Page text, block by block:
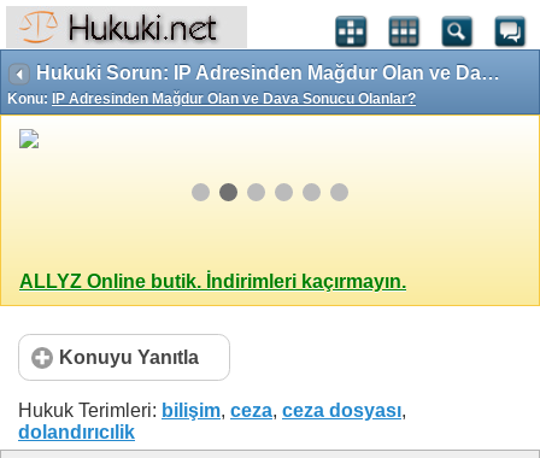
Hukuki Sorun: IP Adresinden Mağdur Olan ve Dava Sonucu Olanlar?
Konu: IP Adresinden Mağdur Olan ve Dava Sonucu Olanlar?
ALLYZ Online butik. İndirimleri kaçırmayın.
Konuyu Yanıtla
Hukuk Terimleri: bilişim, ceza, ceza dosyası,
dolandırıcılik